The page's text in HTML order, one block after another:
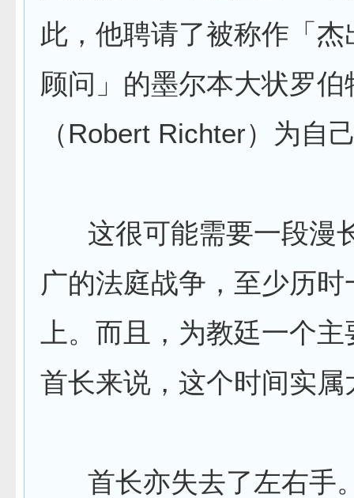
此，他聘请了被称作「
顾问」的墨尔本大状罗伯
（Robert Richter）为自
这很可能需要一段漫
广的法庭战争，至少历时
上。而且，为教廷一个
首长来说，这个时间实属
首长亦失去了左右手